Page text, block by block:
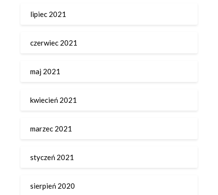
lipiec 2021
czerwiec 2021
maj 2021
kwiecień 2021
marzec 2021
styczeń 2021
sierpień 2020